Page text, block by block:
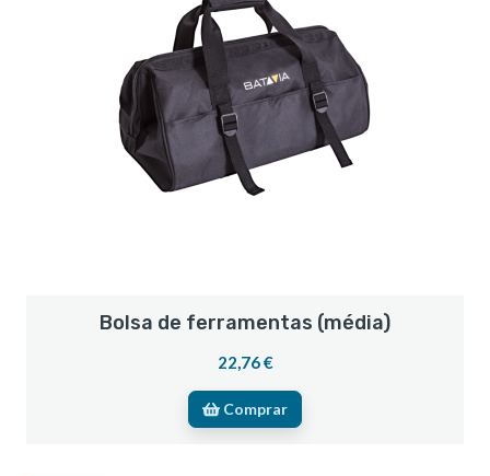
Bolsa de ferramentas (média)
22,76 €
Comprar